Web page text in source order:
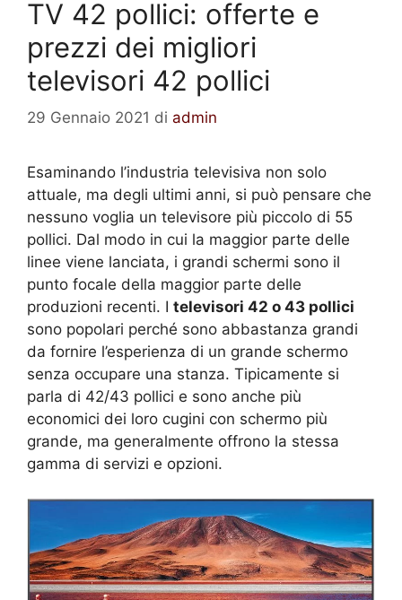
TV 42 pollici: offerte e
prezzi dei migliori
televisori 42 pollici
29 Gennaio 2021 di admin
Esaminando l’industria televisiva non solo
attuale, ma degli ultimi anni, si può pensare che
nessuno voglia un televisore più piccolo di 55
pollici. Dal modo in cui la maggior parte delle
linee viene lanciata, i grandi schermi sono il
punto focale della maggior parte delle
produzioni recenti. I televisori 42 o 43 pollici
sono popolari perché sono abbastanza grandi
da fornire l’esperienza di un grande schermo
senza occupare una stanza. Tipicamente si
parla di 42/43 pollici e sono anche più
economici dei loro cugini con schermo più
grande, ma generalmente offrono la stessa
gamma di servizi e opzioni.